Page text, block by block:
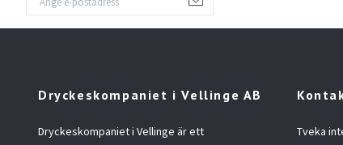
Dryckeskompaniet i Vellinge AB
Dryckeskompaniet i Vellinge är ett
Tveka